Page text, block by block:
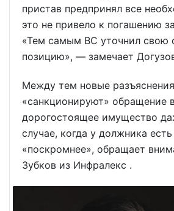
пристав предпринял все
это не привело к погашению
«Тем самым ВС уточнил свою
позицию», — замечает
Между тем новые
«санкционируют» обращение
дорогостоящее имущество
случае, когда у должника
«поскромнее», обращает
Зубков из Инфралекс .